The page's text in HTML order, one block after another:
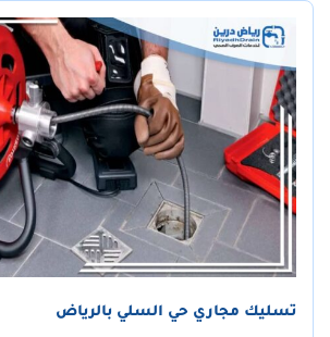
تسليك مجاري حي السلي بالرياض